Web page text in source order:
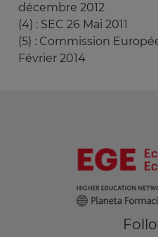
décembre 2012
(4) : SEC 26 Mai 2011
(5) : Commission
Février 2014